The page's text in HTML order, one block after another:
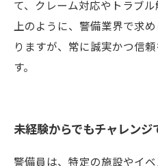
て、クレーム対応やトラブ
上のように、警備業界で求
りますが、常に誠実かつ信
す。
未経験からでもチャレン
警備員は、特定の施設やイ